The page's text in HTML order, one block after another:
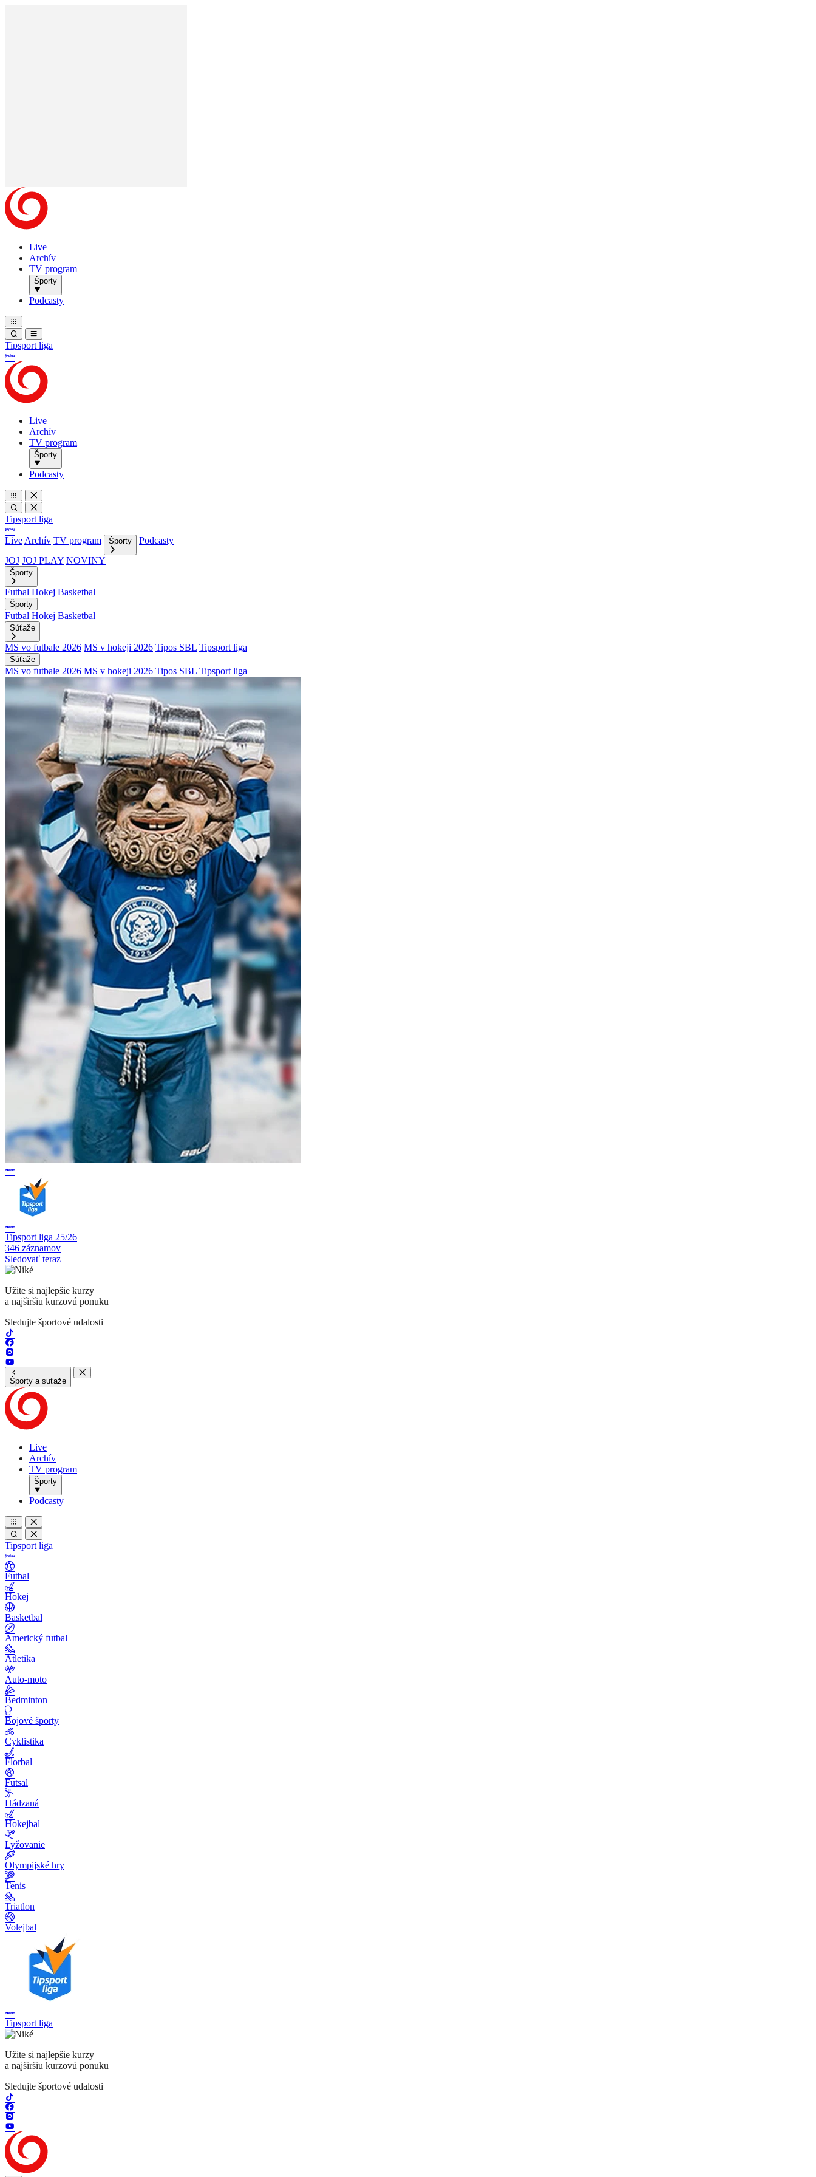
Live
Archív
TV program
Športy
Podcasty
Tipsport liga
Live
Archív
TV program
Športy
Podcasty
Tipsport liga
Live Archív TV program Športy
Podcasty
JOJ JOJ PLAY NOVINY
Športy
Futbal Hokej Basketbal
Športy
Futbal Hokej Basketbal
Súťaže
MS vo futbale 2026 MS v hokeji 2026 Tipos SBL Tipsport liga
Súťaže
MS vo futbale 2026 MS v hokeji 2026 Tipos SBL Tipsport liga
Tipsport liga 25/26
346 záznamov
Sledovať teraz
Užite si najlepšie kurzy
a najširšiu kurzovú ponuku
Sledujte športové udalosti
Športy a suťaže
Live
Archív
TV program
Športy
Podcasty
Tipsport liga
Futbal
Hokej
Basketbal
Americký futbal
Atletika
Auto-moto
Bedminton
Bojové športy
Cyklistika
Florbal
Futsal
Hádzaná
Hokejbal
Lyžovanie
Olympijské hry
Tenis
Triatlon
Volejbal
Tipsport liga
Užite si najlepšie kurzy
a najširšiu kurzovú ponuku
Sledujte športové udalosti